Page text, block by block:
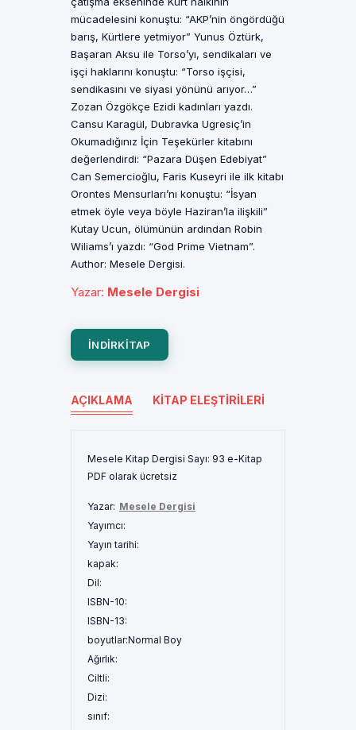
mücadelesini konuştu: “AKP’nin öngördüğü
barış, Kürtlere yetmiyor” Yunus Öztürk,
Başaran Aksu ile Torso’yı, sendikaları ve
işçi haklarını konuştu: “Torso işçisi,
sendikasını ve siyasi yönünü arıyor…”
Zozan Özgökçe Ezidi kadınları yazdı.
Cansu Karagül, Dubravka Ugresiç’in
Okumadığınız İçin Teşekürler kitabını
değerlendirdi: “Pazara Düşen Edebiyat”
Can Semercioğlu, Faris Kuseyri ile ilk kitabı
Orontes Mensurları’nı konuştu: “İsyan
etmek öyle veya böyle Haziran’la ilişkili”
Kutay Ucun, ölümünün ardından Robin
Wiliams’ı yazdı: “God Prime Vietnam”.
Author: Mesele Dergisi.
Yazar: Mesele Dergisi
INDIRKITAP
AÇIKLAMA KITAP ELEŞTIRILERI
Mesele Kitap Dergisi Sayı: 93 e-Kitap
PDF olarak ücretsiz
Yazar: Mesele Dergisi
Yayımcı:
Yayın tarihi:
kapak:
Dil:
ISBN-10:
ISBN-13:
boyutlar:Normal Boy
Ağırlık:
Ciltli:
Dizi:
sınıf: